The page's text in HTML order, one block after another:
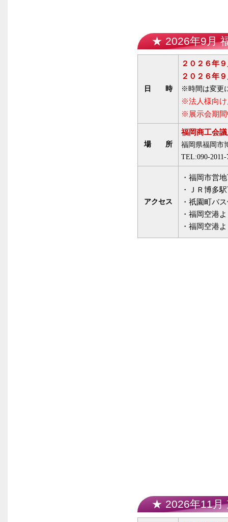
★ 2026年9月
日 時
２０２６年
２０２６年
※時間は変更
※法人様向け
※展示会期間
場 所
福岡商工会
福岡県福岡市
TEL:090-
アクセス
・福岡市営
・ＪＲ博多
・祇園町バ
・福岡空港
・福岡空港
★ 2026年11月